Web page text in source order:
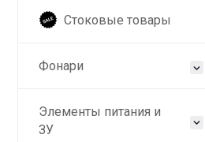
Стоковые товары
Фонари
Элементы питания и
ЗУ